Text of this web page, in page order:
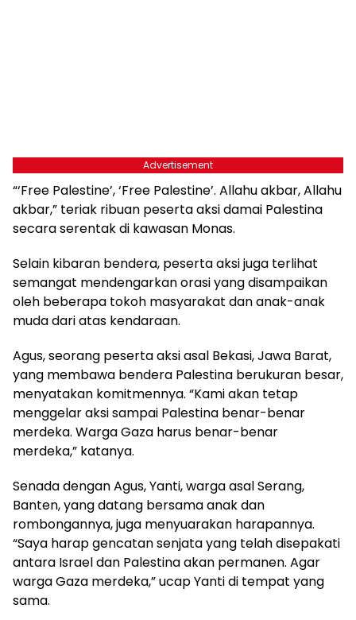
Advertisement
“‘Free Palestine’, ‘Free Palestine’. Allahu akbar, Allahu
akbar,” teriak ribuan peserta aksi damai Palestina
secara serentak di kawasan Monas.
Selain kibaran bendera, peserta aksi juga terlihat
semangat mendengarkan orasi yang disampaikan
oleh beberapa tokoh masyarakat dan anak-anak
muda dari atas kendaraan.
Agus, seorang peserta aksi asal Bekasi, Jawa Barat,
yang membawa bendera Palestina berukuran besar,
menyatakan komitmennya. “Kami akan tetap
menggelar aksi sampai Palestina benar-benar
merdeka. Warga Gaza harus benar-benar
merdeka,” katanya.
Senada dengan Agus, Yanti, warga asal Serang,
Banten, yang datang bersama anak dan
rombongannya, juga menyuarakan harapannya.
“Saya harap gencatan senjata yang telah disepakati
antara Israel dan Palestina akan permanen. Agar
warga Gaza merdeka,” ucap Yanti di tempat yang
sama.